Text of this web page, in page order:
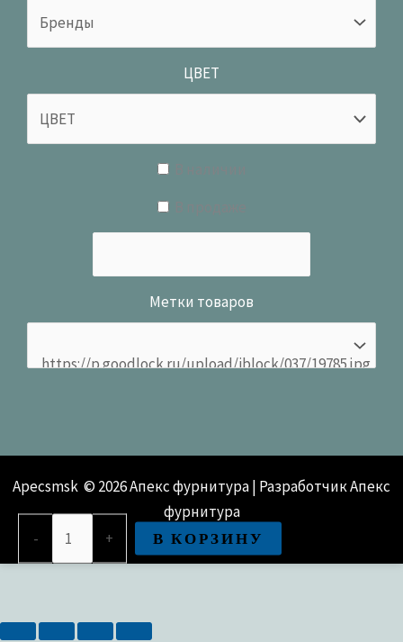
ЦВЕТ
Метки товаров
Apecsmsk © 2026 Апекс фурнитура | Разработчик Апекс
фурнитура
-
Apecs
+ В КОРЗИНУ